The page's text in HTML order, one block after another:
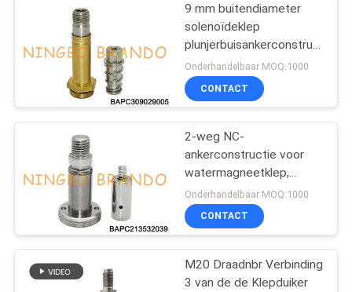
9 mm buitendiameter
solenoïdeklep
plunjerbuisankerconstructie
3-weg NC S9
Onderhandelbaar MOQ:1000
CONTACT
2-weg NC-
ankerconstructie voor
watermagneetklep,
plunjerbuis en kern 13
mm buitendiameter
Onderhandelbaar MOQ:1000
CONTACT
M20 Draadnbr Verbinding
3 van de de Klepduiker